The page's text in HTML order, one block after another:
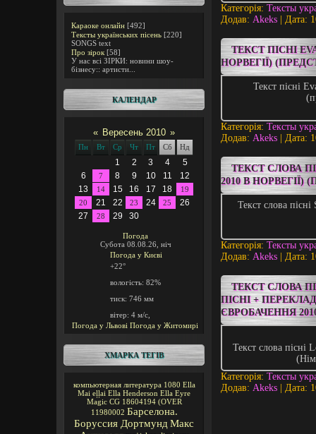
Караоке онлайн [492]
Тексты українських пісень [220]
SONGS text
Про зірок [58]
У нас всі ЗІРКИ: новини шоу-
бізнесу:: артисти...
КАЛЕНДАР
« Вересень 2010 »
Пн Вт Ср Чт Пт Сб Нд
1 2 3 4
5
6
7 8 9 10 11
12
13
14 15 16 17 18
19
20
21 22 23 24 25
26
27
28 29 30
Погода
Субота 08.08.26, ніч
Погода у Києві
+22°
вологість: 82%
тиск: 746 мм
вітер: 4 м/с,
Погода у Львові Погода у Житомирі
ХМАРКА ТЕГІВ
компьютерная литература 1080 Ella
Mai eļļai Ella Henderson Ella Eyre
Magic CG 18604194 (OVER
11980002 Барселона.
Боруссия Дортмунд Макс
Категорія: Тексты
Додав: Akeks | Дата:
ТЕКСТ ПІСНІ
НОРВЕГІЇ)
Текст пісні
Категорія: Тексты
Додав: Akeks | Дата:
ТЕКСТ СЛОВА
2010 В
Текст слова
Категорія: Тексты
Додав: Akeks | Дата:
ТЕКСТ СЛОВА
ПІСНІ +
ЄВРОБАЧЕННЯ
Текст слова пісні
Категорія: Тексты
Додав: Akeks | Дата: